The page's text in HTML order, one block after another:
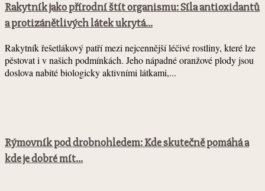
Rakytník jako přírodní štít organismu: Síla antioxidantů
a protizánětlivých látek ukrytá...
Rakytník řešetlákový patří mezi nejcennější léčivé rostliny, které lze
pěstovat i v našich podmínkách. Jeho nápadné oranžové plody jsou
doslova nabité biologicky aktivními látkami,...
Rýmovník pod drobnohledem: Kde skutečně pomáhá a
kde je dobré mít...